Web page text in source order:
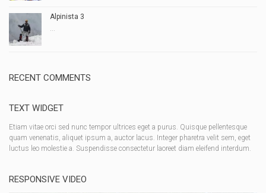
Alpinista 3
...
RECENT COMMENTS
TEXT WIDGET
Etiam vitae orci sed nunc tempor ultrices eget a purus. Quisque pellentesque
quam venenatis, aliquet ipsum a, auctor lacus. Integer pharetra velit sem, eget
luctus leo molestie a. Suspendisse consectetur laoreet diam eleifend interdum.
RESPONSIVE VIDEO